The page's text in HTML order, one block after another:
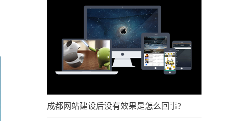
成都网站建设后没有效果是怎么回事?